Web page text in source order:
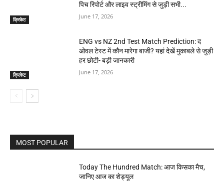
क्रिकेट
पिच रिपोर्ट और लाइव स्ट्रीमिंग से जुड़ी सभी...
June 17, 2026
क्रिकेट
ENG vs NZ 2nd Test Match Prediction: द
ओवल टेस्ट में कौन मारेगा बाजी? यहां देखें मुकाबले से जुड़ी
हर छोटी- बड़ी जानकारी
June 17, 2026
MOST POPULAR
Today The Hundred Match: आज किसका मैच,
जानिए आज का शेड्यूल